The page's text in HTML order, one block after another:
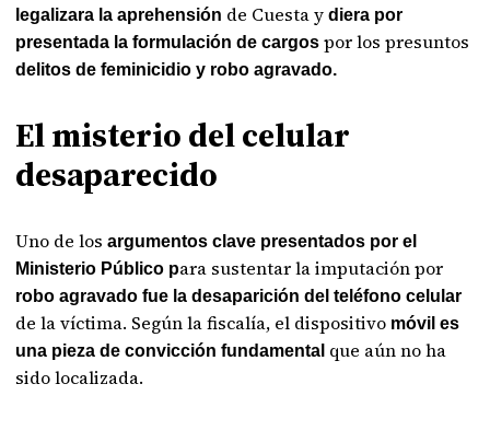
legalizara la aprehensión de Cuesta ydiera por
presentada la formulación de cargospor los presuntos
delitos de feminicidio y robo agravado.
El misterio del celular
desaparecido
Uno de losargumentos clave presentados por el
Ministerio Público para sustentar la imputación por
robo agravado fue la desaparición del teléfono celular
de la víctima. Según la fiscalía, el dispositivo móvil es
una pieza de convicción fundamental que aún no ha
sido localizada.